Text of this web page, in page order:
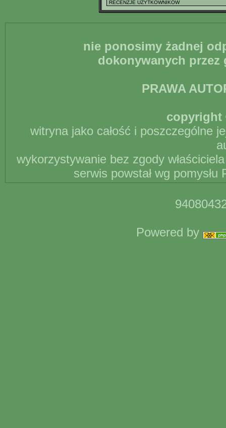
nie ponosimy żadnej
dokonywanych
PRAWA
copyright
witryna jako całość i poszczególne
wykorzystywanie bez zgody
serwis powstał wg
Powered by